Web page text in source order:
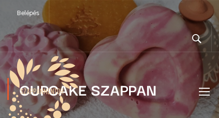
Belépés
CUPCAKE SZAPPAN